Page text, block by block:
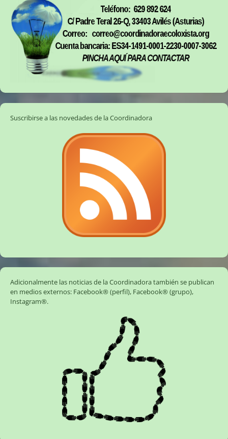
Suscribirse a las novedades de la Coordinadora
Adicionalmente las noticias de la Coordinadora también se publican
en medios externos: Facebook® (perfil), Facebook® (grupo),
Instagram®.